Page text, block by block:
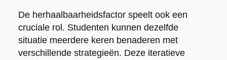
De herhaalbaarheidsfactor speelt ook een
cruciale rol. Studenten kunnen dezelfde
situatie meerdere keren benaderen met
verschillende strategieën. Deze iteratieve